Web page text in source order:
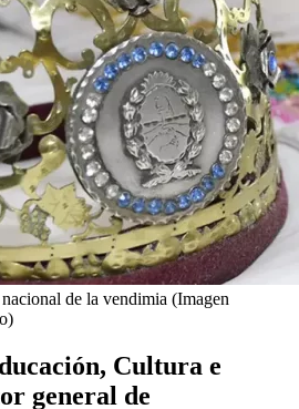
de la vendimia (Imagen
Cultura e
general de